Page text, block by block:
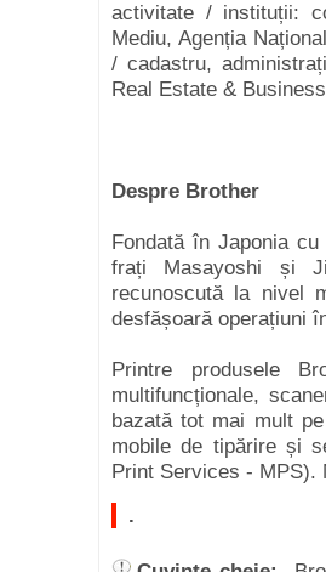
activitate / instituții:
Mediu, Agenția
/ cadastru,
Real Estate &
Despre Brother
Fondată în Japonia
frați Masayoshi și
recunoscută la nivel
desfășoară operațiuni
Printre produsele
multifuncționale,
bazată tot mai mult
mobile de tipărire și
Print Services -
.